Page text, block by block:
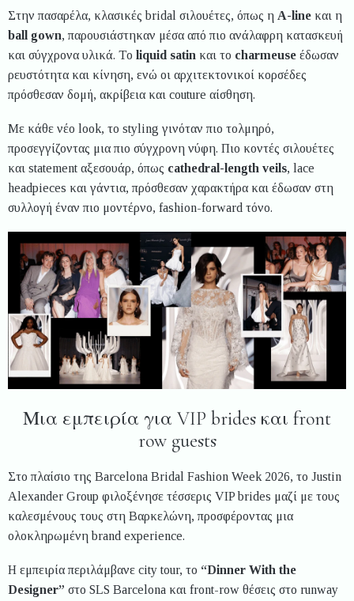
Στην πασαρέλα, κλασικές bridal σιλουέτες, όπως η A-line και η
ball gown, παρουσιάστηκαν μέσα από πιο ανάλαφρη κατασκευή
και σύγχρονα υλικά. Το liquid satin και το charmeuse έδωσαν
ρευστότητα και κίνηση, ενώ οι αρχιτεκτονικοί κορσέδες
πρόσθεσαν δομή, ακρίβεια και couture αίσθηση.
Με κάθε νέο look, το styling γινόταν πιο τολμηρό,
προσεγγίζοντας μια πιο σύγχρονη νύφη. Πιο κοντές σιλουέτες
και statement αξεσουάρ, όπως cathedral-length veils, lace
headpieces και γάντια, πρόσθεσαν χαρακτήρα και έδωσαν στη
συλλογή έναν πιο μοντέρνο, fashion-forward τόνο.
Μια εμπειρία για VIP brides και front
row guests
Στο πλαίσιο της Barcelona Bridal Fashion Week 2026, το Justin
Alexander Group φιλοξένησε τέσσερις VIP brides μαζί με τους
καλεσμένους τους στη Βαρκελώνη, προσφέροντας μια
ολοκληρωμένη brand experience.
Η εμπειρία περιλάμβανε city tour, το “Dinner With the
Designer” στο SLS Barcelona και front-row θέσεις στο runway